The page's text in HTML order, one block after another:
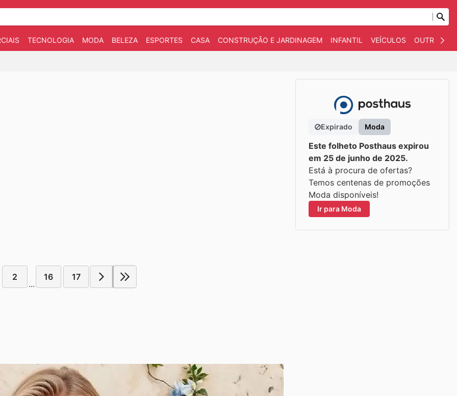
TECNOLOGIA MODA BELEZA ESPORTES CASA CONSTRUÇÃO E JARDINAGEM INFANTIL VEÍCULOS OUTROS
2
...
16 17
Expirado Moda
Este folheto Posthaus expirou
em 25 de junho de 2025.
Está à procura de ofertas?
Temos centenas de promoções
Moda disponíveis!
Ir para Moda